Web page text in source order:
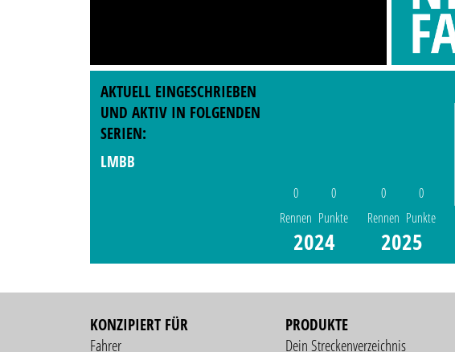
AKTUELL EINGESCHRIEBEN
UND AKTIV IN FOLGENDEN
SERIEN:
LMBB
0
Rennen
0
Punkte
2024
0
Rennen
0
Punkte
2025
KONZIPIERT FÜR
Fahrer
PRODUKTE
Dein Streckenverzeichnis